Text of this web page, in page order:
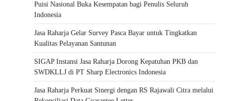
Puisi Nasional Buka Kesempatan bagi Penulis Seluruh
Indonesia
Jasa Raharja Gelar Survey Pasca Bayar untuk Tingkatkan
Kualitas Pelayanan Santunan
SIGAP Instansi Jasa Raharja Dorong Kepatuhan PKB dan
SWDKLLJ di PT Sharp Electronics Indonesia
Jasa Raharja Perkuat Sinergi dengan RS Rajawali Citra melalui